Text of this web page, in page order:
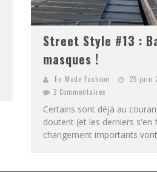
Street Style #13 :
masques !
En Mode Fashion 25 juin
2 Commentaires
Certains sont déjà au
doutent (et les derniers s'en
changement importants